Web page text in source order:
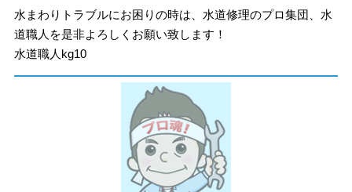
水まわりトラブルにお困りの時は、水道修理のプロ集団、水
道職人を是非よろしくお願い致します！
水道職人kg10